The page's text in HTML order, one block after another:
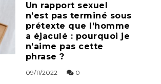
Un rapport sexuel
n’est pas terminé sous
prétexte que l’homme
a éjaculé : pourquoi je
n’aime pas cette
phrase ?
09/11/2022 0